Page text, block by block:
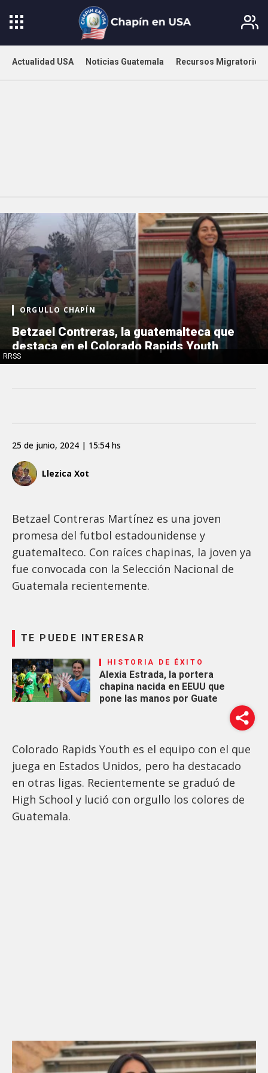
Actualidad USA Noticias Guatemala Recursos Migratorios
RRSS
ORGULLO CHAPÍN
Betzael Contreras, la guatemalteca que
destaca en el Colorado Rapids Youth
Llezica Xot
25 de junio, 2024 | 15:54 hs
Betzael Contreras Martínez es una joven
promesa del futbol estadounidense y
guatemalteco. Con raíces chapinas, la joven ya
fue convocada con la Selección Nacional de
Guatemala recientemente.
TE PUEDE INTERESAR
HISTORIA DE ÉXITO
Alexia Estrada, la portera
chapina nacida en EEUU que
pone las manos por Guate
Colorado Rapids Youth es el equipo con el que
juega en Estados Unidos, pero ha destacado
en otras ligas. Recientemente se graduó de
High School y lució con orgullo los colores de
Guatemala.